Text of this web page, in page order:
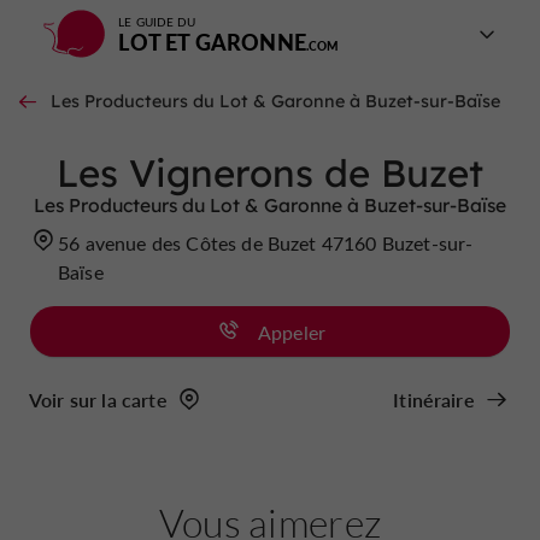
LE GUIDE DU
LOT ET GARONNE
Les Producteurs du Lot & Garonne à Buzet-sur-Baïse
Les Vignerons de Buzet
Les Producteurs du Lot & Garonne à Buzet-sur-Baïse
56 avenue des Côtes de Buzet 47160 Buzet-sur-
Baïse
Appeler
Voir sur la carte Itinéraire
Vous aimerez